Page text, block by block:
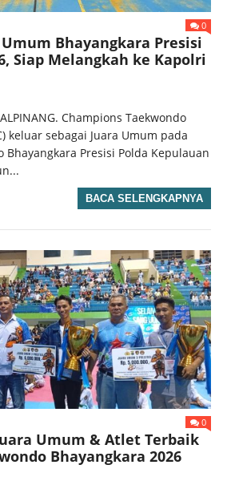
0
Umum Bhayangkara Presisi
Siap Melangkah ke Kapolri
Champions Taekwondo
keluar sebagai Juara Umum pada
Bhayangkara Presisi Polda Kepulauan
BACA SELENGKAPNYA
0
Umum & Atlet Terbaik
Bhayangkara 2026